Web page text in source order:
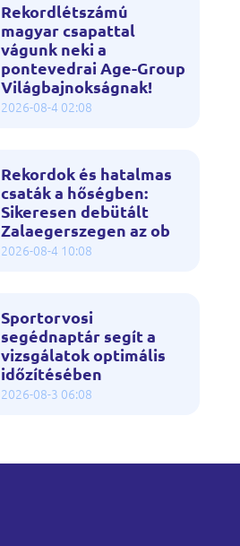
Rekordlétszámú
magyar csapattal
vágunk neki a
pontevedrai Age-Group
Világbajnokságnak!
2026-08-4 02:08
Rekordok és hatalmas
csaták a hőségben:
Sikeresen debütált
Zalaegerszegen az ob
2026-08-4 10:08
Sportorvosi
segédnaptár segít a
vizsgálatok optimális
időzítésében
2026-08-3 06:08